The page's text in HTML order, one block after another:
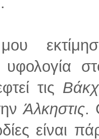
υφολογία
τις
Άλκηστις.
είναι